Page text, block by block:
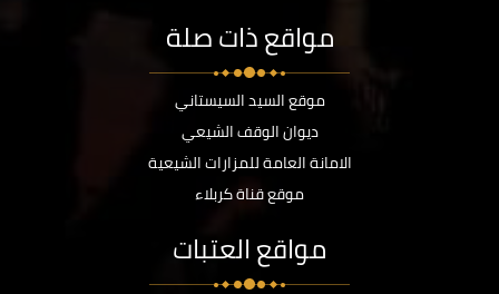
مواقع ذات صلة
موقع السيد السيستاني
ديوان الوقف الشيعي
الامانة العامة للمزارات الشيعية
موقع قناة كربلاء
مواقع العتبات